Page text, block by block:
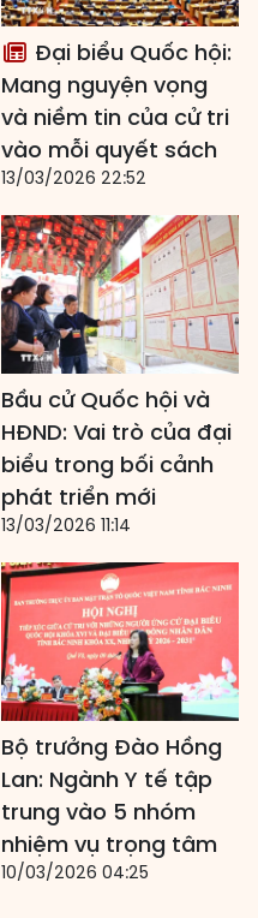
Đại biểu Quốc hội:
Mang nguyện vọng
và niềm tin của cử tri
vào mỗi quyết sách
13/03/2026 22:52
Bầu cử Quốc hội và
HĐND: Vai trò của đại
biểu trong bối cảnh
phát triển mới
13/03/2026 11:14
Bộ trưởng Đào Hồng
Lan: Ngành Y tế tập
trung vào 5 nhóm
nhiệm vụ trọng tâm
10/03/2026 04:25